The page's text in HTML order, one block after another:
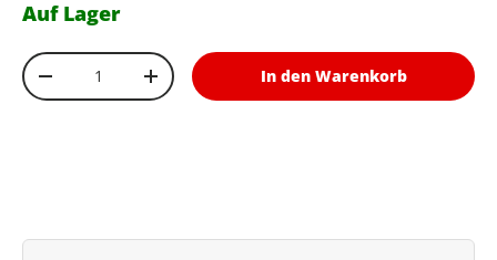
Auf Lager
Anzahl
Menge verringernMenge erhöhenIn den Warenkorb